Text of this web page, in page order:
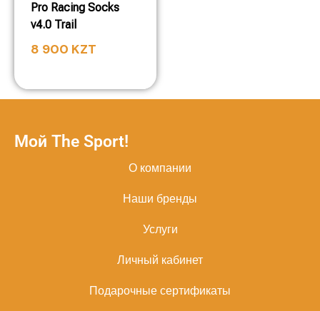
Pro Racing Socks
v4.0 Trail
8 900 KZT
Мой The Sport!
О компании
Наши бренды
Услуги
Личный кабинет
Подарочные сертификаты